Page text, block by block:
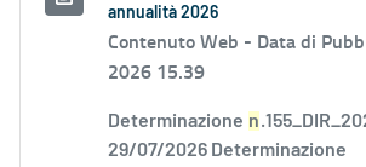
annualità 2026
Contenuto Web - Data di
2026 15.39
Determinazione n
29/07/2026 Determinazione